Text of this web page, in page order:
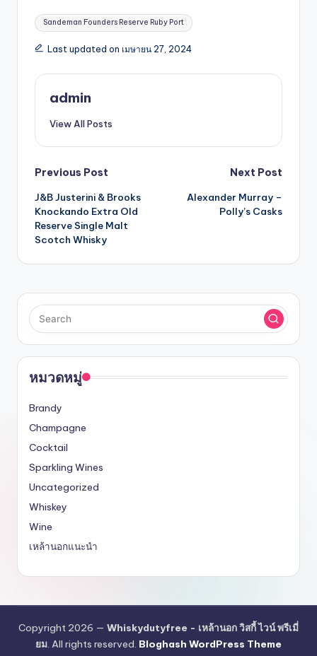
Sandeman Founders Reserve Ruby Port
Last updated on เมษายน 27, 2024
admin
View All Posts
Previous Post
J&B Justerini & Brooks
Knockando Extra Old
Reserve Single Malt
Scotch Whisky
Next Post
Alexander Murray –
Polly’s Casks
หมวดหมู่
Brandy
Champagne
Cocktail
Sparkling Wines
Uncategorized
Whiskey
Wine
เหล้านอกแนะนำ
Copyright 2026 — Whiskydutyfree - เหล้านอก วิสกี้ ไวน์ พรีเมี่
ยม. All rights reserved. Bloghash WordPress Theme